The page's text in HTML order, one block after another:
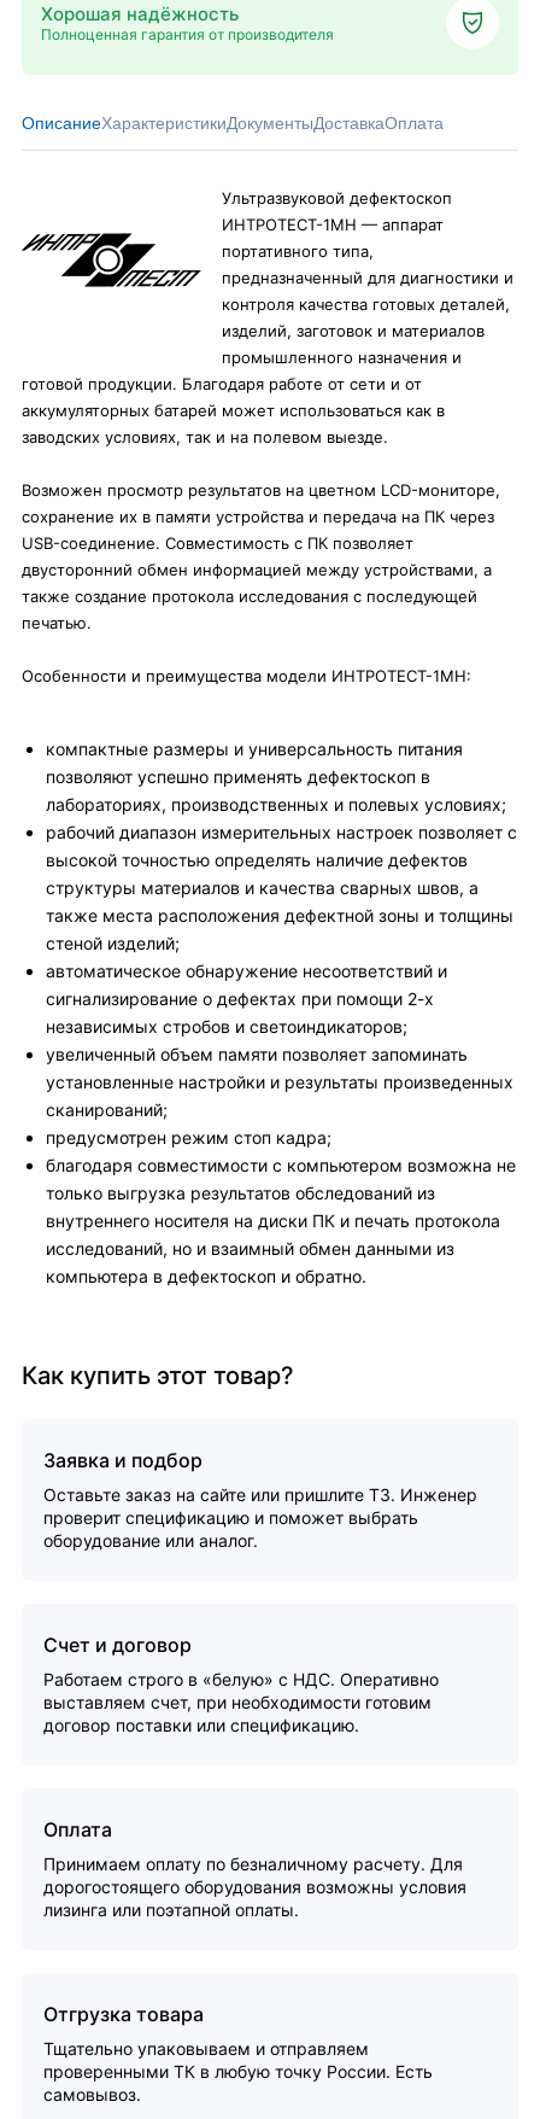
Хорошая надёжность
Полноценная гарантия от производителя
ОписаниеХарактеристикиДокументыДоставкаОплата
Ультразвуковой дефектоскоп
ИНТРОТЕСТ-1МН — аппарат
портативного типа,
предназначенный для диагностики и
контроля качества готовых деталей,
изделий, заготовок и материалов
промышленного назначения и
готовой продукции. Благодаря работе от сети и от
аккумуляторных батарей может использоваться как в
заводских условиях, так и на полевом выезде.
Возможен просмотр результатов на цветном LCD-мониторе,
сохранение их в памяти устройства и передача на ПК через
USB-соединение. Совместимость с ПК позволяет
двусторонний обмен информацией между устройствами, а
также создание протокола исследования с последующей
печатью.
Особенности и преимущества модели ИНТРОТЕСТ-1МН:
компактные размеры и универсальность питания
позволяют успешно применять дефектоскоп в
лабораториях, производственных и полевых условиях;
рабочий диапазон измерительных настроек позволяет с
высокой точностью определять наличие дефектов
структуры материалов и качества сварных швов, а
также места расположения дефектной зоны и толщины
стеной изделий;
автоматическое обнаружение несоответствий и
сигнализирование о дефектах при помощи 2-х
независимых стробов и светоиндикаторов;
увеличенный объем памяти позволяет запоминать
установленные настройки и результаты произведенных
сканирований;
предусмотрен режим стоп кадра;
благодаря совместимости с компьютером возможна не
только выгрузка результатов обследований из
внутреннего носителя на диски ПК и печать протокола
исследований, но и взаимный обмен данными из
компьютера в дефектоскоп и обратно.
Как купить этот товар?
Заявка и подбор
Оставьте заказ на сайте или пришлите ТЗ. Инженер
проверит спецификацию и поможет выбрать
оборудование или аналог.
Счет и договор
Работаем строго в «белую» с НДС. Оперативно
выставляем счет, при необходимости готовим
договор поставки или спецификацию.
Оплата
Принимаем оплату по безналичному расчету. Для
дорогостоящего оборудования возможны условия
лизинга или поэтапной оплаты.
Отгрузка товара
Тщательно упаковываем и отправляем
проверенными ТК в любую точку России. Есть
самовывоз.